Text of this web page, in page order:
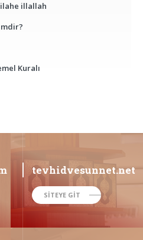
illallah
Kuralı
tevhidvesunnet.net
SİTEYE GİT